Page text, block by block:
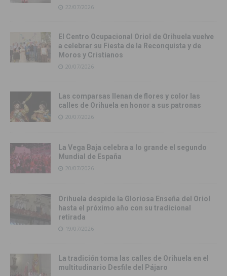
22/07/2026
El Centro Ocupacional Oriol de Orihuela vuelve
a celebrar su Fiesta de la Reconquista y de
Moros y Cristianos
20/07/2026
Las comparsas llenan de flores y color las
calles de Orihuela en honor a sus patronas
20/07/2026
La Vega Baja celebra a lo grande el segundo
Mundial de España
20/07/2026
Orihuela despide la Gloriosa Enseña del Oriol
hasta el próximo año con su tradicional
retirada
19/07/2026
La tradición toma las calles de Orihuela en el
multitudinario Desfile del Pájaro